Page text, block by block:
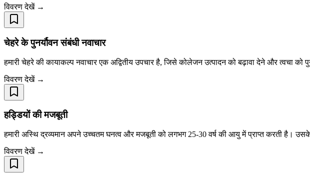
विवरण देखें →
चेहरे के पुनर्यौवन संबंधी नवाचार
हमारी चेहरे की कायाकल्प नवाचार एक अद्वितीय उपचार है, जिसे कोलेजन उत्पादन को बढ़ावा देने और त्वचा को
विवरण देखें →
हड्डियों की मजबूती
हमारी अस्थि द्रव्यमान अपने उच्चतम घनत्व और मजबूती को लगभग 25-30 वर्ष की आयु में प्राप्त करती है।
विवरण देखें →